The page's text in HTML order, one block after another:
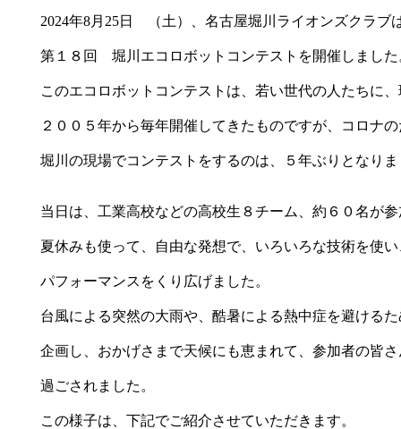
2024年8月25日 （土）、名古屋堀川ライオンズクラブ
第１８回 堀川エコロボットコンテストを開催しました
このエコロボットコンテストは、若い世代の人たちに
２００５年から毎年開催してきたものですが、コロナ
堀川の現場でコンテストをするのは、５年ぶりとなりま
当日は、工業高校などの高校生８チーム、約６０名が
夏休みも使って、自由な発想で、いろいろな技術を使
パフォーマンスをくり広げました。
台風による突然の大雨や、酷暑による熱中症を避ける
企画し、おかげさまで天候にも恵まれて、参加者の皆
過ごされました。
この様子は、下記でご紹介させていただきます。